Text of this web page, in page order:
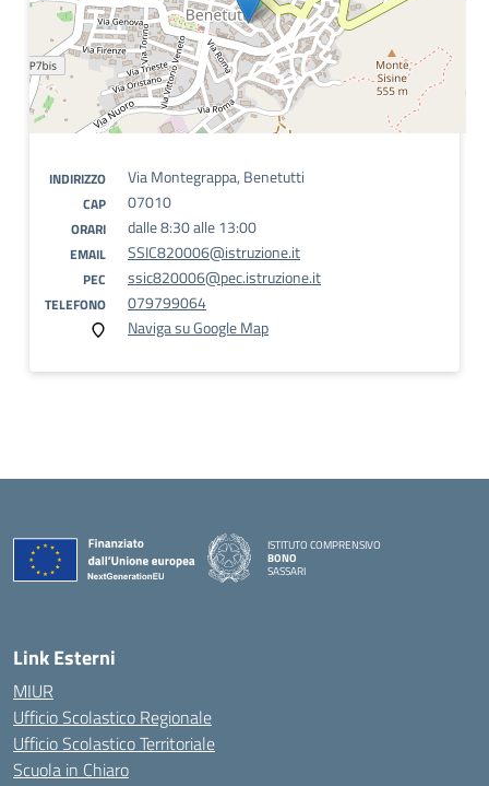
INDIRIZZO Via Montegrappa, Benetutti
CAP 07010
ORARI dalle 8:30 alle 13:00
EMAIL SSIC820006@istruzione.it
PEC ssic820006@pec.istruzione.it
TELEFONO
079799064
Naviga su Google Map
ISTITUTO COMPRENSIVO
BONO
SASSARI
Link Esterni
MIUR
Ufficio Scolastico Regionale
Ufficio Scolastico Territoriale
Scuola in Chiaro